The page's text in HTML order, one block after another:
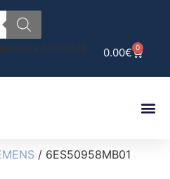
0.00€ 0
/ 6ES50958MB01